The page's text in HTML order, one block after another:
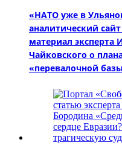
«НАТО уже в
аналитический
материал
Чайковского о
«перевалочной